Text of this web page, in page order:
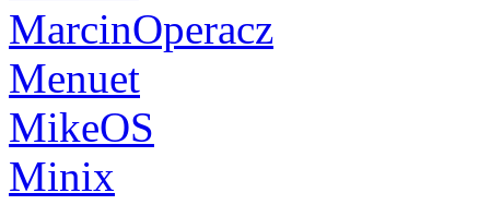
MarcinOperacz
Menuet
MikeOS
Minix